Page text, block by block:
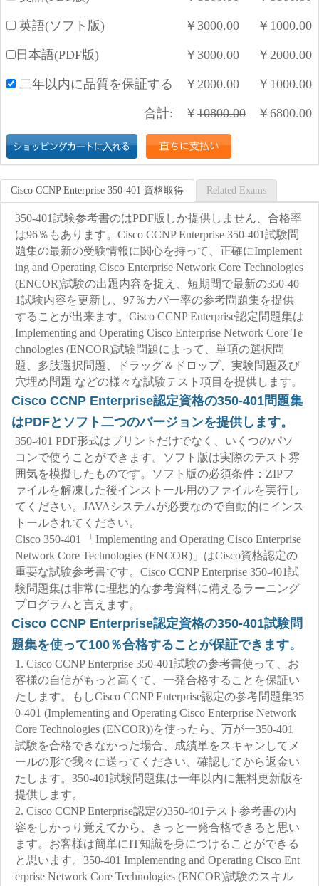
英語(ソフト版) ￥ 3000.00 ￥ 1000.00
日本語(PDF版) ￥ 3000.00 ￥ 2000.00
二年以内に品質を保証する ￥ 2000.00 ￥ 1000.00
合計: ￥ 10800.00 ￥ 6800.00
Cisco CCNP Enterprise 350-401 資格取得 Related Exams
350-401試験参考書のはPDF版しか提供しません、合格率
は96％もあります。Cisco CCNP Enterprise 350-401試験問
題集の最新の受験情報に関心を持って、正確にImplement
ing and Operating Cisco Enterprise Network Core Technologies
(ENCOR)試験の出題内容を捉え、短期間で最新の350-40
1試験内容を更新し、97％カバー率の参考問題集を提供
することが出来ます。Cisco CCNP Enterprise認定問題集は
Implementing and Operating Cisco Enterprise Network Core Te
chnologies (ENCOR)試験問題によって、単項の選択問
題、多肢選択問題、ドラッグ＆ドロップ、実験問題及び
穴埋め問題 などの様々な試験テスト項目を提供します。
Cisco CCNP Enterprise認定資格の350-401問題集
はPDFとソフト二つのバージョンを提供します。
350-401 PDF形式はプリントだけでなく、いくつのパソ
コンで使うことができます。ソフト版は実際のテスト雰
囲気を模擬したものです。ソフト版の必須条件：ZIPフ
ァイルを解凍した後インストール用のファイルを実行し
てください。JAVAシステムが必要なので自動的にインス
トールされてください。
Cisco 350-401 「Implementing and Operating Cisco Enterprise
Network Core Technologies (ENCOR)」はCisco資格認定の
重要な試験参考書です。Cisco CCNP Enterprise 350-401試
験問題集は非常に理想的な参考資料に備えるラーニング
プログラムと言えます。
Cisco CCNP Enterprise認定資格の350-401試験問
題集を使って100％合格することが保証できます。
1. Cisco CCNP Enterprise 350-401試験の参考書使って、お
客様の自信がもっと高くて、一発合格することを保証い
たします。もしCisco CCNP Enterprise認定の参考問題集35
0-401 (Implementing and Operating Cisco Enterprise Network
Core Technologies (ENCOR))を使ったら、万が一350-401
試験を合格できなかった場合、成績単をスキャンしてメ
ールの形で我々に送ってください、確認してから返金い
たします。350-401試験問題集は一年以内に無料更新版を
提供します。
2. Cisco CCNP Enterprise認定の350-401テスト参考書の内
容をしかっり覚えてから、きっと一発合格できると思い
ます。お客様は簡単にIT知識を身につけることができる
と思います。350-401 Implementing and Operating Cisco Ent
erprise Network Core Technologies (ENCOR)試験のスキル